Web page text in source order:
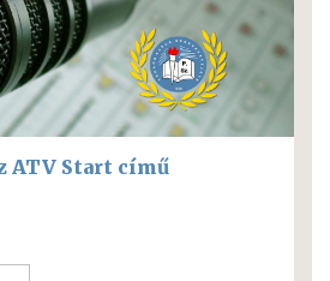
ATV Start című